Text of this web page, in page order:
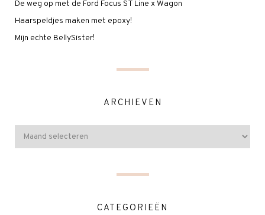
De weg op met de Ford Focus ST Line x Wagon
Haarspeldjes maken met epoxy!
Mijn echte BellySister!
ARCHIEVEN
CATEGORIEËN